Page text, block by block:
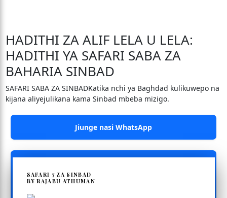
HADITHI ZA ALIF LELA U LELA:
HADITHI YA SAFARI SABA ZA
BAHARIA SINBAD
SAFARI SABA ZA SINBADKatika nchi ya Baghdad kulikuwepo na
kijana aliyejulikana kama Sinbad mbeba mizigo.
Jiunge nasi WhatsApp
SAFARI 7 ZA SINBAD
BY RAJABU ATHUMAN